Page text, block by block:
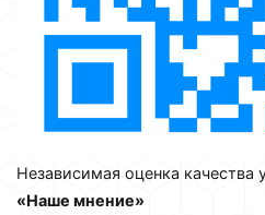
Независимая оценка качества
«Наше мнение»